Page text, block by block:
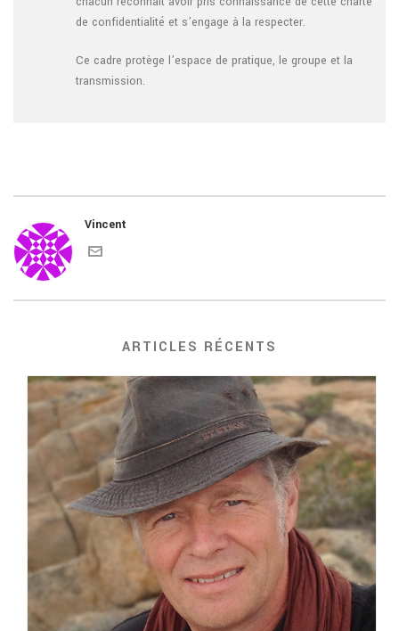
de confidentialité et s’engage à la respecter.
Ce cadre protège l’espace de pratique, le groupe et la
transmission.
Vincent
ARTICLES RÉCENTS